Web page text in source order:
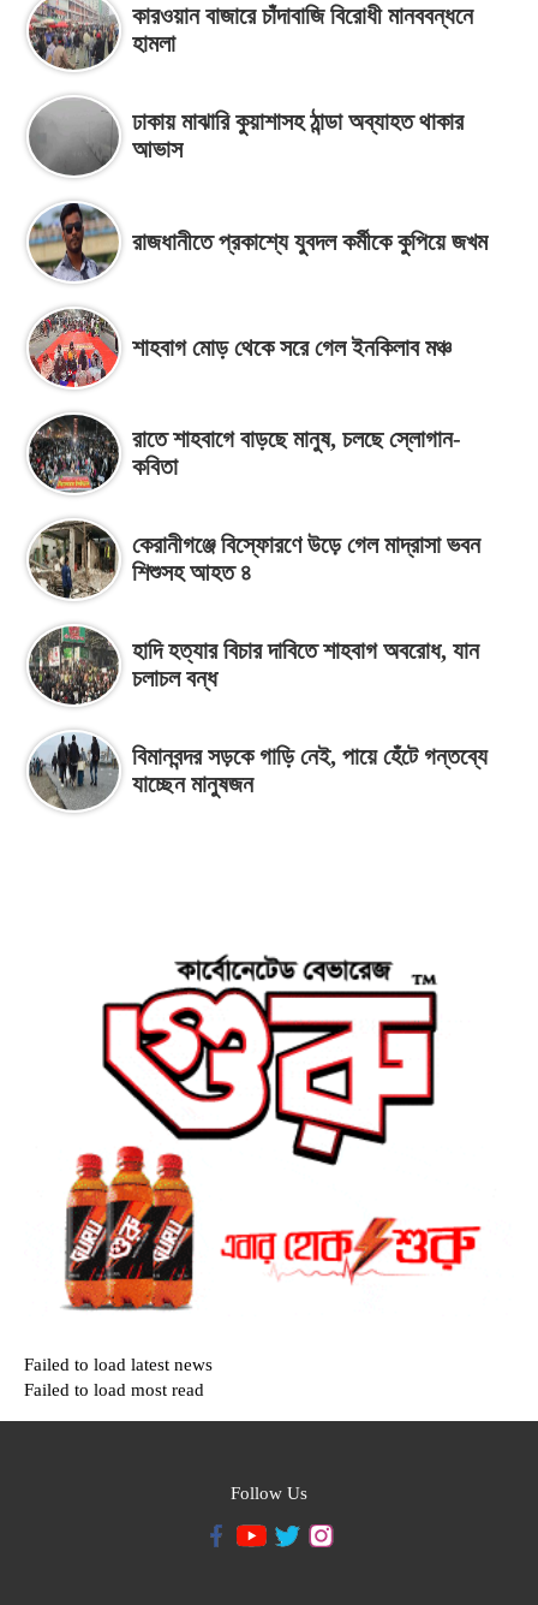
কারওয়ান বাজারে চাঁদাবাজি বিরোধী মানববন্ধনে
হামলা
ঢাকায় মাঝারি কুয়াশাসহ ঠান্ডা অব্যাহত থাকার
আভাস
রাজধানীতে প্রকাশ্যে যুবদল কর্মীকে কুপিয়ে জখম
শাহবাগ মোড় থেকে সরে গেল ইনকিলাব মঞ্চ
রাতে শাহবাগে বাড়ছে মানুষ, চলছে স্লোগান-
কবিতা
কেরানীগঞ্জে বিস্ফোরণে উড়ে গেল মাদ্রাসা ভবন
শিশুসহ আহত ৪
হাদি হত্যার বিচার দাবিতে শাহবাগ অবরোধ, যান
চলাচল বন্ধ
বিমানবন্দর সড়কে গাড়ি নেই, পায়ে হেঁটে গন্তব্যে
যাচ্ছেন মানুষজন
Failed to load latest news
Failed to load most read
Follow Us